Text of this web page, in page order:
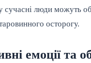
сучасні люди можуть
осторогу.
емоції та